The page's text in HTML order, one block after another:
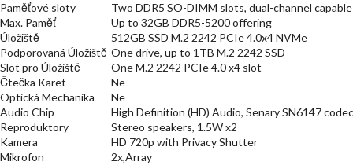
Paměťové sloty
Two DDR5 SO-DIMM slots, dual-channel capable
Max. Paměť
Up to 32GB DDR5-5200 offering
Úložiště
512GB SSD M.2 2242 PCIe 4.0x4 NVMe
Podporovaná Úložiště One drive, up to 1TB M.2 2242 SSD
Slot pro Úložiště
One M.2 2242 PCIe 4.0 x4 slot
Čtečka Karet
Ne
Optická Mechanika
Ne
Audio Chip
High Definition (HD) Audio, Senary SN6147 codec
Reproduktory
Stereo speakers, 1.5W x2
Kamera
HD 720p with Privacy Shutter
Mikrofon
2x,Array